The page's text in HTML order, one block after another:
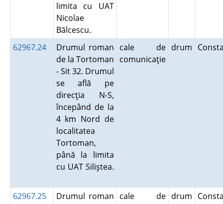
limita cu UAT
Nicolae
Bălcescu.
62967.24
Drumul roman
de la Tortoman
- Sit 32. Drumul
se află pe
direcţia N-S,
începând de la
4 km Nord de
localitatea
Tortoman,
până la limita
cu UAT Siliştea.
cale de
comunicaţie
drum
62967.25
Drumul roman cale de drum